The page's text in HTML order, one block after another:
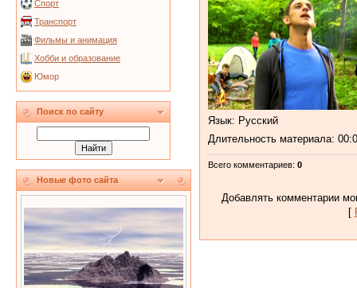
Спорт
Транспорт
Фильмы и анимация
Хобби и образование
Юмор
Поиск по сайту
Новые фото сайта
Язык: Русский
Длительность материала:
Всего комментариев: 0
Добавлять комментарии
[